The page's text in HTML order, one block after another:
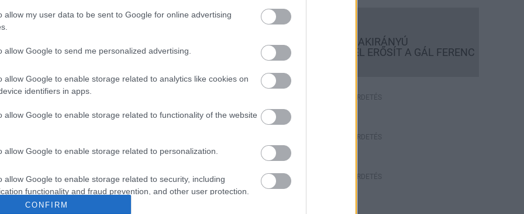
allow my user data to be sent to Google for online advertising
allow Google to send me personalized advertising.
allow Google to enable storage related to analytics like cookies on
identifiers in apps.
allow Google to enable storage related to functionality of the website
allow Google to enable storage related to personalization.
allow Google to enable storage related to security, including
functionality and fraud prevention, and other user protection.
CONFIRM
MTI-nek csütörtökön.
2017.10.13
Szövetség tagjai és partnerszervezeteik találkozóját.
Országos hírek
KECSKEMÉTEN IS SZAKIRÁNYÚ
TOVÁBBKÉPZÉSEKKEL ERŐSÍT A GÁL FERENC
EGYETEM
HÍRDETÉS
HÍRDETÉS
HÍRDETÉS